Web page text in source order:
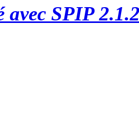
avec SPIP